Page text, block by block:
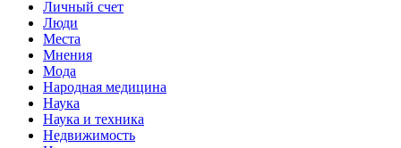
Личный счет
Люди
Места
Мнения
Мода
Народная медицина
Наука
Наука и техника
Недвижимость